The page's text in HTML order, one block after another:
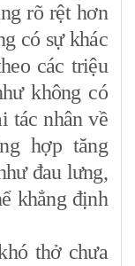
rõ rệt hơn
có sự khác
các triệu
không có
tác nhân về
hợp tăng
đau lưng,
khẳng định
thở chưa